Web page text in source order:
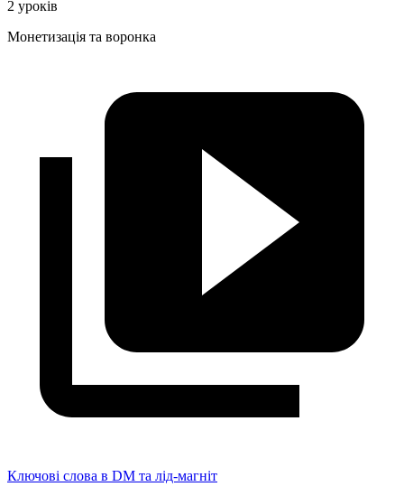
2 уроків
Монетизація та воронка
Ключові слова в DM та лід-магніт